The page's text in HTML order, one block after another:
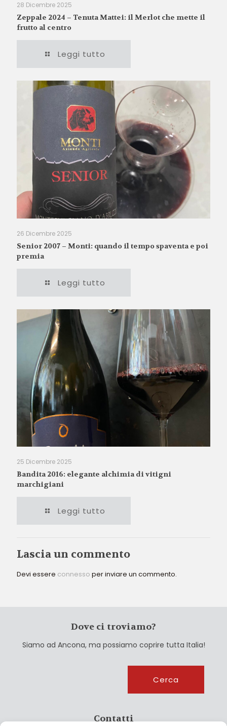
28 Dicembre 2025
Zeppale 2024 – Tenuta Mattei: il Merlot che mette il
frutto al centro
Leggi tutto
26 Dicembre 2025
Senior 2007 – Monti: quando il tempo spaventa e poi
premia
Leggi tutto
25 Dicembre 2025
Bandita 2016: elegante alchimia di vitigni
marchigiani
Leggi tutto
Lascia un commento
Devi essere connesso per inviare un commento.
Dove ci troviamo?
Siamo ad Ancona, ma possiamo coprire tutta Italia!
Cerca
Contatti